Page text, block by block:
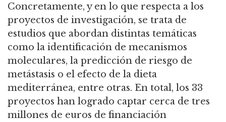
Concretamente, y en lo que respecta a los
proyectos de investigación, se trata de
estudios que abordan distintas temáticas
como la identificación de mecanismos
moleculares, la predicción de riesgo de
metástasis o el efecto de la dieta
mediterránea, entre otras. En total, los 33
proyectos han logrado captar cerca de tres
millones de euros de financiación